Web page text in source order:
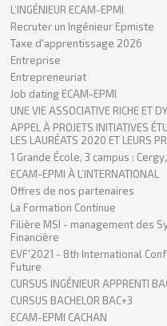
L’INGÉNIEUR ECAM-EPMI
Recruter un Ingénieur Epmiste
Taxe d'apprentissage 2026
Entreprise
Entrepreneuriat
Job dating ECAM-EPMI
UNE VIE ASSOCIATIVE RICHE ET
APPEL À PROJETS INITIATIVES
LES LAURÉATS 2020 ET LEURS
1 Grande École, 3 campus :
ECAM-EPMI À L’INTERNATIONAL
Offres de nos partenaires
La Formation Continue
Filière MSI - management des
Financière
EVF'2021 - 8th International
Future
CURSUS INGÉNIEUR APPRENTI
CURSUS BACHELOR BAC+3
ECAM-EPMI CACHAN